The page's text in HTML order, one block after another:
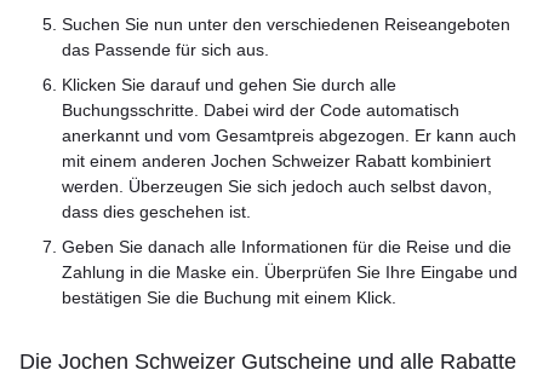
Suchen Sie nun unter den verschiedenen Reiseangeboten
das Passende für sich aus.
Klicken Sie darauf und gehen Sie durch alle
Buchungsschritte. Dabei wird der Code automatisch
anerkannt und vom Gesamtpreis abgezogen. Er kann auch
mit einem anderen Jochen Schweizer Rabatt kombiniert
werden. Überzeugen Sie sich jedoch auch selbst davon,
dass dies geschehen ist.
Geben Sie danach alle Informationen für die Reise und die
Zahlung in die Maske ein. Überprüfen Sie Ihre Eingabe und
bestätigen Sie die Buchung mit einem Klick.
Die Jochen Schweizer Gutscheine und alle Rabatte